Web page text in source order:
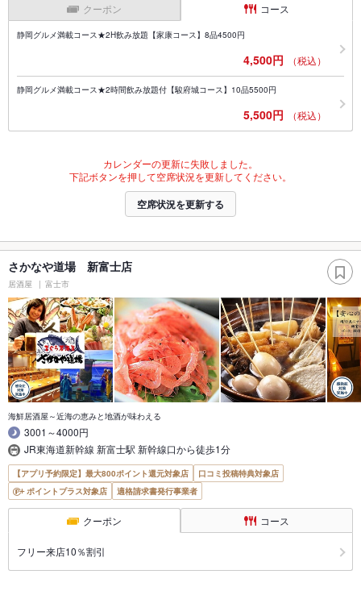
クーポン コース
静岡グルメ満載コース★2H飲み放題【家康コース】8品4500円
4,500円 （税込）
静岡グルメ満載コース★2時間飲み放題付【駿府城コース】10品5500円
5,500円 （税込）
カレンダーの更新に失敗しました。
下記ボタンを押して空席状況を更新してください。
空席状況を更新する
さかなや道場 新富士店
居酒屋 富士市
海鮮居酒屋～近海の恵みと地酒が味わえる
3001～4000円
JR東海道新幹線 新富士駅 新幹線口から徒歩1分
【アプリ予約限定】最大800ポイント還元対象店
口コミ投稿特典対象店
ポイントプラス対象店
適格請求書発行事業者
クーポン コース
フリー来店10％割引